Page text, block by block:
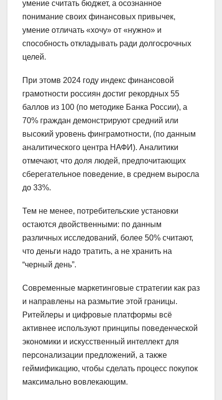
умение считать бюджет, а осознанное
понимание своих финансовых привычек,
умение отличать «хочу» от «нужно» и
способность откладывать ради долгосрочных
целей.
При этомв 2024 году индекс финансовой
грамотности россиян достиг рекордных 55
баллов из 100 (по методике Банка России), а
70% граждан демонстрируют средний или
высокий уровень финграмотности, (по данным
аналитического центра НАФИ). Аналитики
отмечают, что доля людей, предпочитающих
сберегательное поведение, в среднем выросла
до 33%.
Тем не менее, потребительские установки
остаются двойственными: по данным
различных исследований, более 50% считают,
что деньги надо тратить, а не хранить на
“черный день”.
Современные маркетинговые стратегии как раз
и направлены на размытие этой границы.
Ритейлеры и цифровые платформы всё
активнее используют принципы поведенческой
экономики и искусственный интеллект для
персонализации предложений, а также
геймификацию, чтобы сделать процесс покупок
максимально вовлекающим.